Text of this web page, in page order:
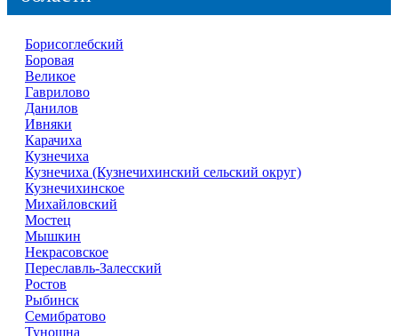
Борисоглебский
Боровая
Великое
Гаврилово
Данилов
Ивняки
Карачиха
Кузнечиха
Кузнечиха (Кузнечихинский сельский округ)
Кузнечихинское
Михайловский
Мостец
Мышкин
Некрасовское
Переславль-Залесский
Ростов
Рыбинск
Семибратово
Туношна